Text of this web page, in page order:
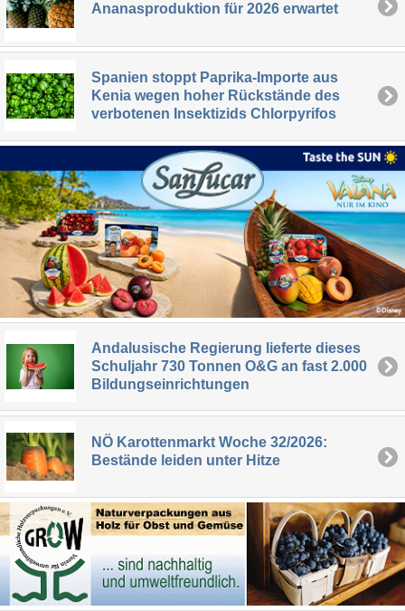
Ananasproduktion für 2026 erwartet
Spanien stoppt Paprika-Importe aus
Kenia wegen hoher Rückstände des
verbotenen Insektizids Chlorpyrifos
Andalusische Regierung lieferte dieses
Schuljahr 730 Tonnen O&G an fast 2.000
Bildungseinrichtungen
NÖ Karottenmarkt Woche 32/2026:
Bestände leiden unter Hitze